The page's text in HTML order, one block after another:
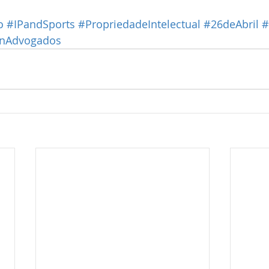
#IPandSports #PropriedadeIntelectual #26deAbril